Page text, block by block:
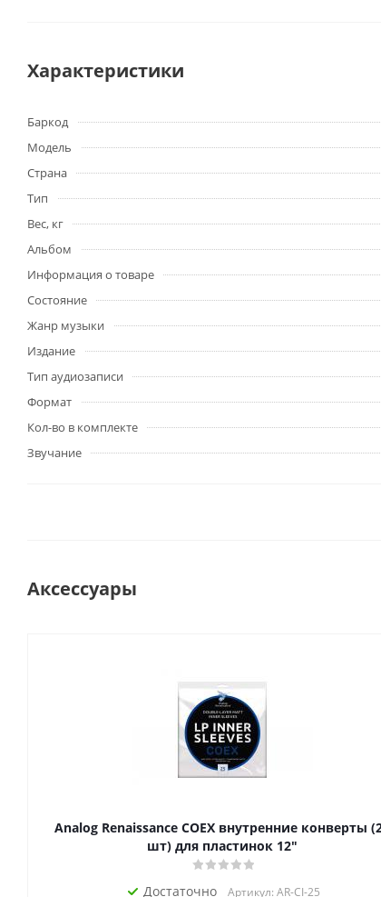
Характеристики
Баркод
Модель
Страна
Тип
Вес, кг
Альбом
Информация о товаре
Состояние
Жанр музыки
Издание
Тип аудиозаписи
Формат
Кол-во в комплекте
Звучание
Аксессуары
Analog Renaissance COEX внутренние конверты
шт) для пластинок 12"
Достаточно Артикул: AR-CI-25